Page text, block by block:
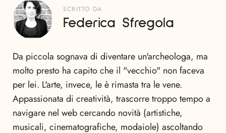
SCRITTO DA
Federica Sfregola
Da piccola sognava di diventare un'archeologa, ma
molto presto ha capito che il "vecchio" non faceva
per lei. L'arte, invece, le è rimasta tra le vene.
Appassionata di creatività, trascorre troppo tempo a
navigare nel web cercando novità (artistiche,
musicali, cinematografiche, modaiole) ascoltando